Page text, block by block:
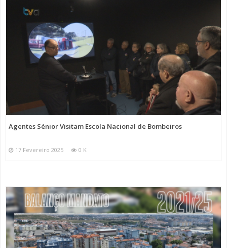
Agentes Sénior Visitam Escola Nacional de Bombeiros
17 Fevereiro 2025 0 K